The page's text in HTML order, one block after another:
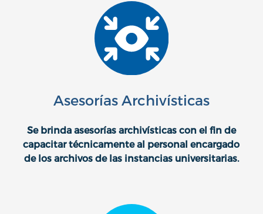
Asesorías Archivísticas
Se brinda asesorías archivísticas con el fin de
capacitar técnicamente al personal encargado
de los archivos de las instancias universitarias.